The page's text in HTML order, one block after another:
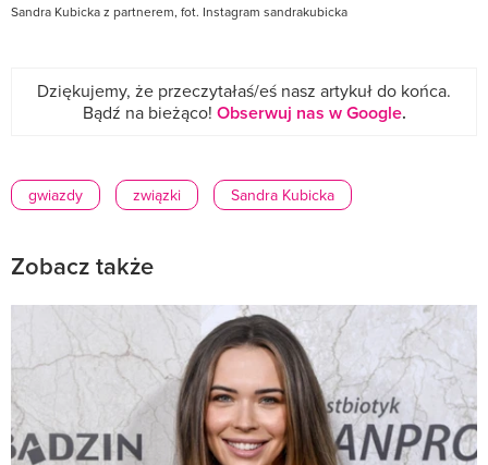
Sandra Kubicka z partnerem, fot. Instagram sandrakubicka
Dziękujemy, że przeczytałaś/eś nasz artykuł do końca.
Bądź na bieżąco! Obserwuj nas w Google.
gwiazdy związki Sandra Kubicka
Zobacz także